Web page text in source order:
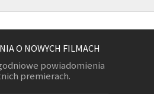
O NOWYCH FILMACH
powiadomienia
premierach.